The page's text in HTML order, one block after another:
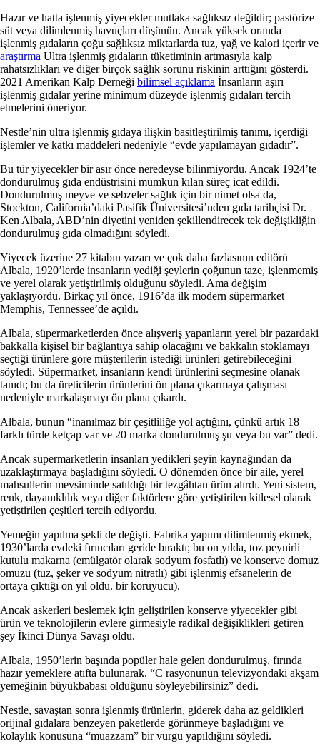
Hazır ve hatta işlenmiş yiyecekler mutlaka sağlıksız değildir; pastörize
süt veya dilimlenmiş havuçları düşünün. Ancak yüksek oranda
işlenmiş gıdaların çoğu sağlıksız miktarlarda tuz, yağ ve kalori içerir ve
araştırma Ultra işlenmiş gıdaların tüketiminin artmasıyla kalp
rahatsızlıkları ve diğer birçok sağlık sorunu riskinin arttığını gösterdi.
2021 Amerikan Kalp Derneği bilimsel açıklama İnsanların aşırı
işlenmiş gıdalar yerine minimum düzeyde işlenmiş gıdaları tercih
etmelerini öneriyor.
Nestle’nin ultra işlenmiş gıdaya ilişkin basitleştirilmiş tanımı, içerdiği
işlemler ve katkı maddeleri nedeniyle “evde yapılamayan gıdadır”.
Bu tür yiyecekler bir asır önce neredeyse bilinmiyordu. Ancak 1924’te
dondurulmuş gıda endüstrisini mümkün kılan süreç icat edildi.
Dondurulmuş meyve ve sebzeler sağlık için bir nimet olsa da,
Stockton, California’daki Pasifik Üniversitesi’nden gıda tarihçisi Dr.
Ken Albala, ABD’nin diyetini yeniden şekillendirecek tek değişikliğin
dondurulmuş gıda olmadığını söyledi.
Yiyecek üzerine 27 kitabın yazarı ve çok daha fazlasının editörü
Albala, 1920’lerde insanların yediği şeylerin çoğunun taze, işlenmemiş
ve yerel olarak yetiştirilmiş olduğunu söyledi. Ama değişim
yaklaşıyordu. Birkaç yıl önce, 1916’da ilk modern süpermarket
Memphis, Tennessee’de açıldı.
Albala, süpermarketlerden önce alışveriş yapanların yerel bir pazardaki
bakkalla kişisel bir bağlantıya sahip olacağını ve bakkalın stoklamayı
seçtiği ürünlere göre müşterilerin istediği ürünleri getirebileceğini
söyledi. Süpermarket, insanların kendi ürünlerini seçmesine olanak
tanıdı; bu da üreticilerin ürünlerini ön plana çıkarmaya çalışması
nedeniyle markalaşmayı ön plana çıkardı.
Albala, bunun “inanılmaz bir çeşitliliğe yol açtığını, çünkü artık 18
farklı türde ketçap var ve 20 marka dondurulmuş şu veya bu var” dedi.
Ancak süpermarketlerin insanları yedikleri şeyin kaynağından da
uzaklaştırmaya başladığını söyledi. O dönemden önce bir aile, yerel
mahsullerin mevsiminde satıldığı bir tezgâhtan ürün alırdı. Yeni sistem,
renk, dayanıklılık veya diğer faktörlere göre yetiştirilen kitlesel olarak
yetiştirilen çeşitleri tercih ediyordu.
Yemeğin yapılma şekli de değişti. Fabrika yapımı dilimlenmiş ekmek,
1930’larda evdeki fırıncıları geride bıraktı; bu on yılda, toz peynirli
kutulu makarna (emülgatör olarak sodyum fosfatlı) ve konserve domuz
omuzu (tuz, şeker ve sodyum nitratlı) gibi işlenmiş efsanelerin de
ortaya çıktığı on yıl oldu. bir koruyucu).
Ancak askerleri beslemek için geliştirilen konserve yiyecekler gibi
ürün ve teknolojilerin evlere girmesiyle radikal değişiklikleri getiren
şey İkinci Dünya Savaşı oldu.
Albala, 1950’lerin başında popüler hale gelen dondurulmuş, fırında
hazır yemeklere atıfta bulunarak, “C rasyonunun televizyondaki akşam
yemeğinin büyükbabası olduğunu söyleyebilirsiniz” dedi.
Nestle, savaştan sonra işlenmiş ürünlerin, giderek daha az geldikleri
orijinal gıdalara benzeyen paketlerde görünmeye başladığını ve
kolaylık konusuna “muazzam” bir vurgu yapıldığını söyledi.